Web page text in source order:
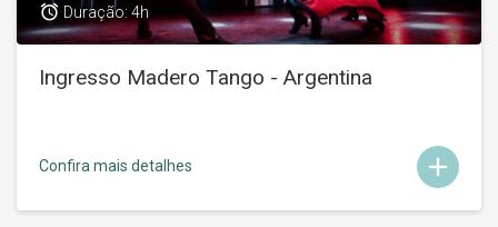
add
access_alarm Duração: 4h
Ingresso Madero Tango - Argentina
Confira mais detalhes